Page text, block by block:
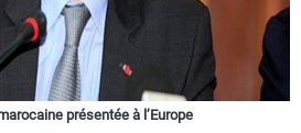
présentée à l’Europe